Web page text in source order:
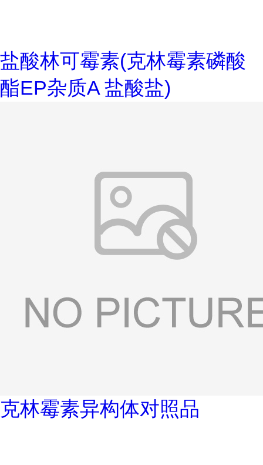
盐酸林可霉素(克林霉素磷酸
酯EP杂质A 盐酸盐)
克林霉素异构体对照品